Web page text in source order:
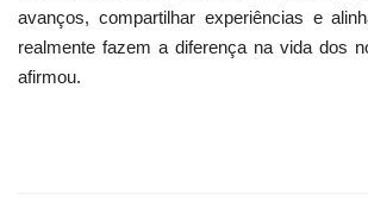
avanços, compartilhar experiências e
realmente fazem a diferença na vida dos
afirmou.